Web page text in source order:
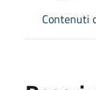
Contenuti